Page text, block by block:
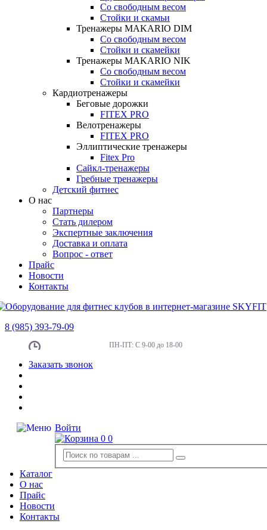
Со свободным весом
Стойки и скамьи
Тренажеры MAKARIO DIM
Со свободным весом
Стойки и скамейки
Тренажеры MAKARIO NIK
Со свободным весом
Стойки и скамейки
Кардиотренажеры
Беговые дорожки
FITEX PRO
Велотренажеры
FITEX PRO
Эллиптические тренажеры
Fitex Pro
Сайкл-тренажеры
Гребные тренажеры
Детский фитнес
О нас
Партнеры
Стать дилером
Экспертные заключения
Доставка и оплата
Вопрос - ответ
Прайс
Новости
Контакты
8 (985) 393-79-09
ПН-ПТ: С 9-00 до 18-00
Заказать звонок
Войти
0 0
Каталог
О нас
Прайс
Новости
Контакты